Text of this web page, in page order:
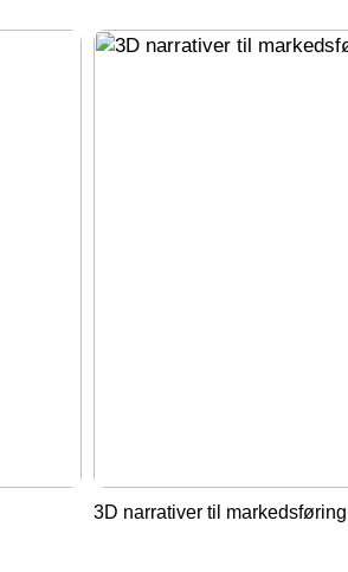
3D narrativer til markedsføring